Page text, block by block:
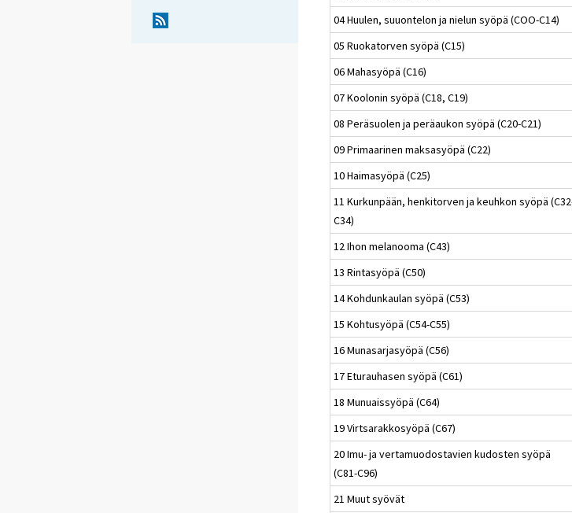
04 Huulen, suuontelon ja nielun syöpä (COO-C14)
05 Ruokatorven syöpä (C15)
06 Mahasyöpä (C16)
07 Koolonin syöpä (C18, C19)
08 Peräsuolen ja peräaukon syöpä (C20-C21)
09 Primaarinen maksasyöpä (C22)
10 Haimasyöpä (C25)
11 Kurkunpään, henkitorven ja keuhkon syöpä
C34)
12 Ihon melanooma (C43)
13 Rintasyöpä (C50)
14 Kohdunkaulan syöpä (C53)
15 Kohtusyöpä (C54-C55)
16 Munasarjasyöpä (C56)
17 Eturauhasen syöpä (C61)
18 Munuaissyöpä (C64)
19 Virtsarakkosyöpä (C67)
20 Imu- ja vertamuodostavien kudosten syöpä
(C81-C96)
21 Muut syövät